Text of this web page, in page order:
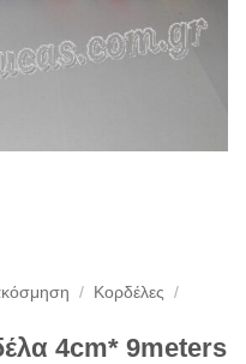
/ Κορδέλες
/
4cm* 9meters